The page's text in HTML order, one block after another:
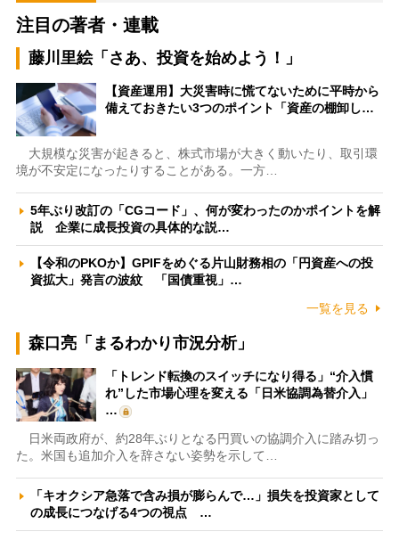
注目の著者・連載
藤川里絵「さあ、投資を始めよう！」
【資産運用】大災害時に慌てないために平時から
備えておきたい3つのポイント「資産の棚卸し…
大規模な災害が起きると、株式市場が大きく動いたり、取引環
境が不安定になったりすることがある。一方…
5年ぶり改訂の「CGコード」、何が変わったのかポイントを解
説 企業に成長投資の具体的な説…
【令和のPKOか】GPIFをめぐる片山財務相の「円資産への投
資拡大」発言の波紋 「国債重視」…
一覧を見る
森口亮「まるわかり市況分析」
「トレンド転換のスイッチになり得る」“介入慣
れ”した市場心理を変える「日米協調為替介入」
…
日米両政府が、約28年ぶりとなる円買いの協調介入に踏み切っ
た。米国も追加介入を辞さない姿勢を示して…
「キオクシア急落で含み損が膨らんで…」損失を投資家として
の成長につなげる4つの視点 …